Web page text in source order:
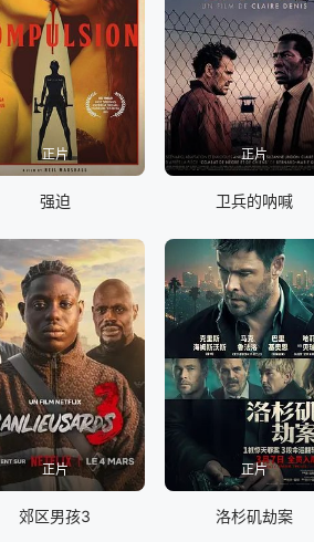
正片
强迫
正片
卫兵的呐喊
正片
郊区男孩3
正片
洛杉矶劫案